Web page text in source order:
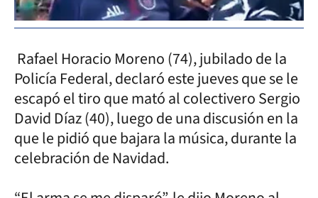
Rafael Horacio Moreno (74), jubilado de la
Policía Federal, declaró este jueves que se le
escapó el tiro que mató al colectivero Sergio
David Díaz (40), luego de una discusión en la
que le pidió que bajara la música, durante la
celebración de Navidad.